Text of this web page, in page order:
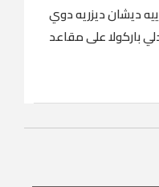
ديشان ديزريه دوي
باركولا على مقاعد